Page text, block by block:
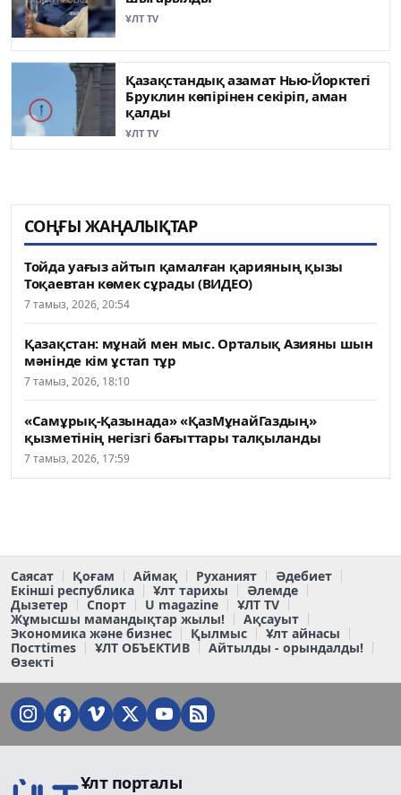
ҰЛТ TV
Қазақстандық азамат Нью-Йорктегі
Бруклин көпірінен секіріп, аман
қалды
ҰЛТ TV
СОҢҒЫ ЖАҢАЛЫҚТАР
Тойда уағыз айтып қамалған қарияның қызы
Тоқаевтан көмек сұрады (ВИДЕО)
7 тамыз, 2026, 20:54
Қазақстан: мұнай мен мыс. Орталық Азияны шын
мәнінде кім ұстап тұр
7 тамыз, 2026, 18:10
«Самұрық-Қазынада» «ҚазМұнайГаздың»
қызметінің негізгі бағыттары талқыланды
7 тамыз, 2026, 17:59
Саясат Қоғам Аймақ Руханият
Әдебиет
Екінші республика
Ұлт тарихы
Әлемде
Дызетер
Спорт U magazine
ҰЛТ TV
Жұмысшы мамандықтар жылы!
Ақсауыт
Экономика және бизнес
Қылмыс
Ұлт айнасы
Постtimes
ҰЛТ ОБЪЕКТИВ
Айтылды - орындалды!
Өзекті
Ұлт порталы